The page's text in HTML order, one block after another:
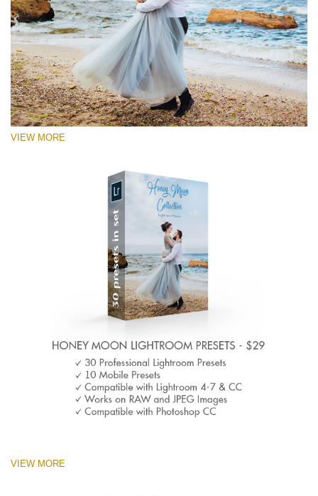
VIEW MORE
VIEW MORE